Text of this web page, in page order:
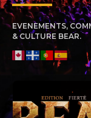
EVENEMENTS,
& CULTURE BEAR.